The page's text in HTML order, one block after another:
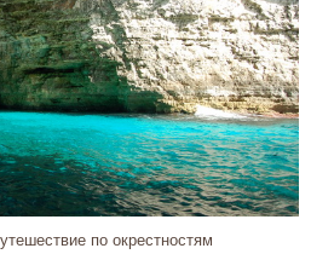
по окрестностям